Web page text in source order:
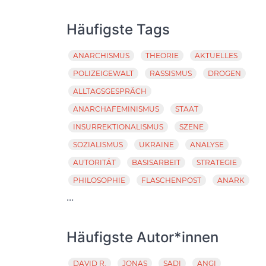
Häufigste Tags
ANARCHISMUS THEORIE
AKTUELLES
POLIZEIGEWALT
RASSISMUS
DROGEN
ALLTAGSGESPRÄCH
ANARCHAFEMINISMUS
STAAT
INSURREKTIONALISMUS
SZENE
SOZIALISMUS
UKRAINE
ANALYSE
AUTORITÄT
BASISARBEIT
STRATEGIE
PHILOSOPHIE
FLASCHENPOST ANARK
...
Häufigste Autor*innen
DAVID R. JONAS SADI ANGI